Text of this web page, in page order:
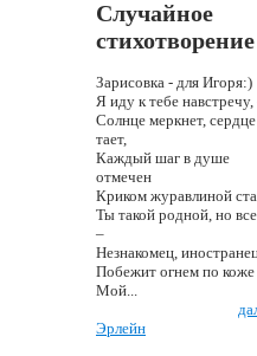
Случайное
стихотворение
Зарисовка - для Игоря:)
Я иду к тебе навстречу,
Солнце меркнет, сердце
тает,
Каждый шаг в душе
отмечен
Криком журавлиной
Ты такой родной, но
–
Незнакомец,
Побежит огнем по коже
Мой...
Эрлейн